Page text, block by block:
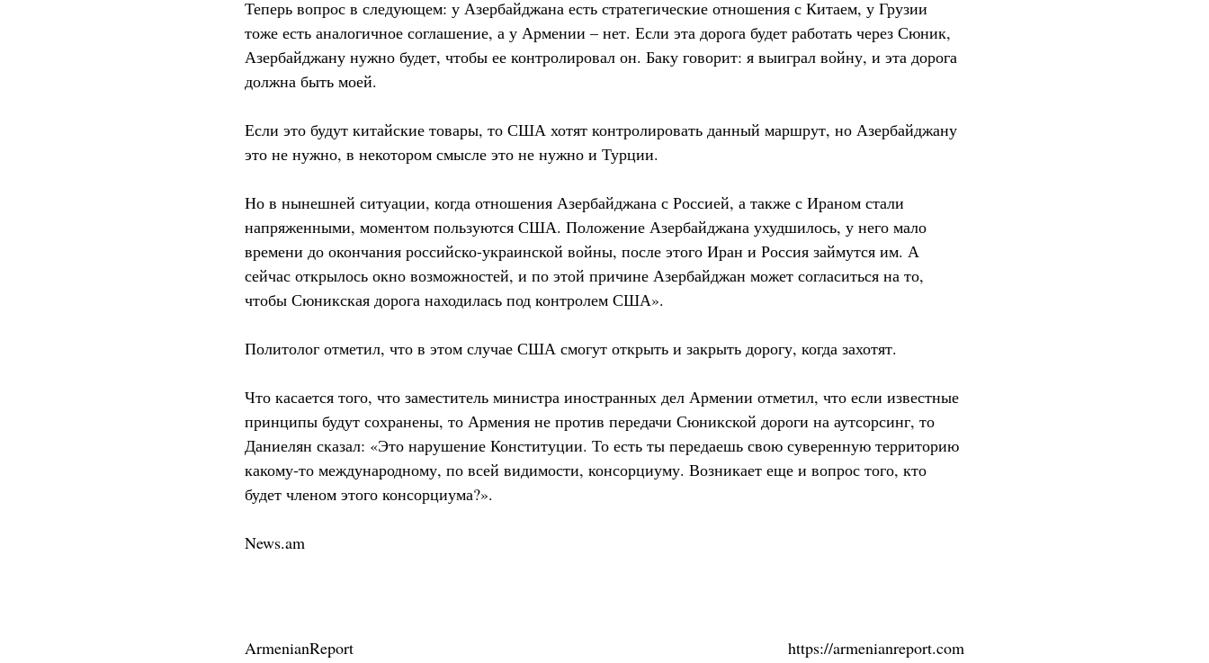
Теперь вопрос в следующем: у Азербайджана есть стратегические отношения с Китаем, у Грузии
тоже есть аналогичное соглашение, а у Армении – нет. Если эта дорога будет работать через Сюник,
Азербайджану нужно будет, чтобы ее контролировал он. Баку говорит: я выиграл войну, и эта дорога
должна быть моей.
Если это будут китайские товары, то США хотят контролировать данный маршрут, но Азербайджану
это не нужно, в некотором смысле это не нужно и Турции.
Но в нынешней ситуации, когда отношения Азербайджана с Россией, а также с Ираном стали
напряженными, моментом пользуются США. Положение Азербайджана ухудшилось, у него мало
времени до окончания российско-украинской войны, после этого Иран и Россия займутся им. А
сейчас открылось окно возможностей, и по этой причине Азербайджан может согласиться на то,
чтобы Сюникская дорога находилась под контролем США».
Политолог отметил, что в этом случае США смогут открыть и закрыть дорогу, когда захотят.
Что касается того, что заместитель министра иностранных дел Армении отметил, что если известные
принципы будут сохранены, то Армения не против передачи Сюникской дороги на аутсорсинг, то
Даниелян сказал: «Это нарушение Конституции. То есть ты передаешь свою суверенную территорию
какому-то международному, по всей видимости, консорциуму. Возникает еще и вопрос того, кто
будет членом этого консорциума?».
News.am
ArmenianReport https://armenianreport.com